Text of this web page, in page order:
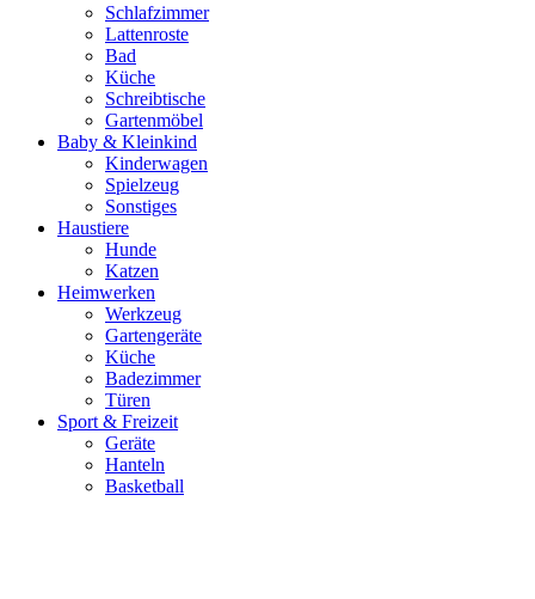
Schlafzimmer
Lattenroste
Bad
Küche
Schreibtische
Gartenmöbel
Baby & Kleinkind
Kinderwagen
Spielzeug
Sonstiges
Haustiere
Hunde
Katzen
Heimwerken
Werkzeug
Gartengeräte
Küche
Badezimmer
Türen
Sport & Freizeit
Geräte
Hanteln
Basketball